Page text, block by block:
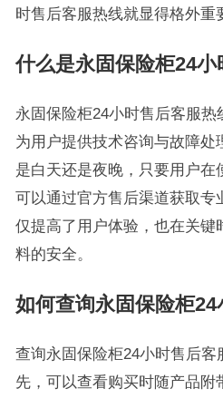
时售后客服热线就显得格外重
什么是永固保险柜24
永固保险柜24小时售后客服
为用户提供技术咨询与故障处
是白天还是夜晚，只要用户在
可以通过官方售后渠道获取专
仅提高了用户体验，也在关键
料的安全。
如何查询永固保险柜
查询永固保险柜24小时售后
先，可以查看购买时随产品附